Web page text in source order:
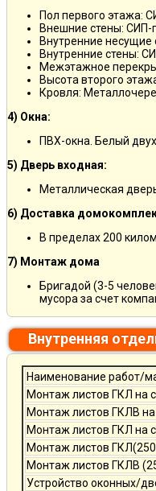
Пол первого этажа:
Внешние стены:
Внутренние
Внутренние стены:
Межэтажное
Высота второго
Кровля:
4) Окна:
ПВХ-окна. Белый
5) Дверь входная:
Металлическая
6) Доставка
В пределах 200
7) Монтаж дома
Бригадой (3-5
мусора за счет
Внутренняя
Наименование работ/
Монтаж листов ГКЛ на
Монтаж листов ГКЛВ
Монтаж листов ГКЛ на
Монтаж листов
Монтаж листов ГКЛВ
Устройство оконных/